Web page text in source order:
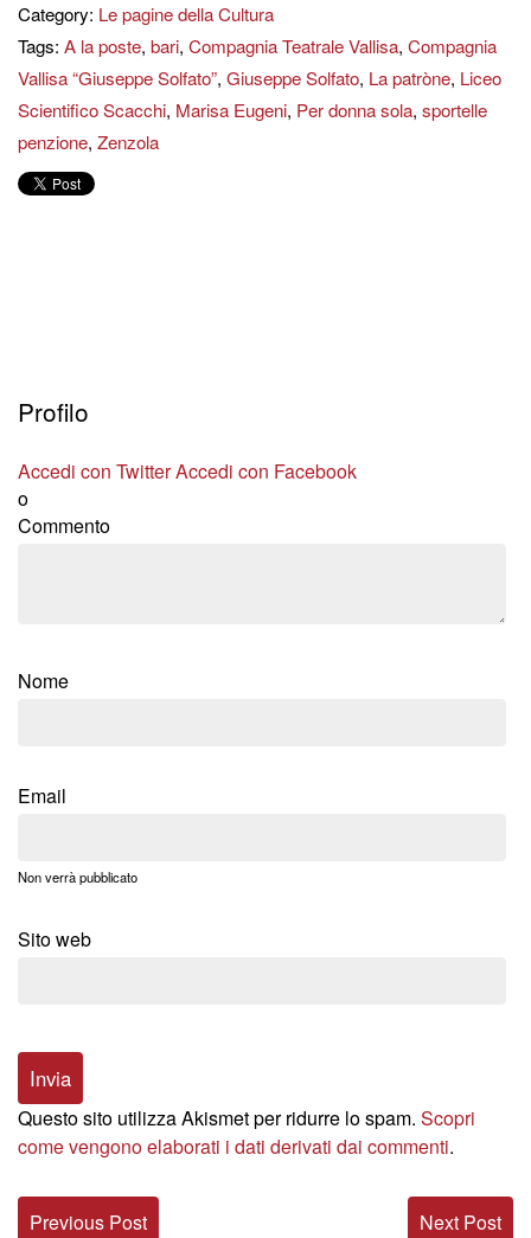
Category: Le pagine della Cultura
Tags: A la poste, bari, Compagnia Teatrale Vallisa, Compagnia
Vallisa “Giuseppe Solfato”, Giuseppe Solfato, La patròne, Liceo
Scientifico Scacchi, Marisa Eugeni, Per donna sola, sportelle
penzione, Zenzola
Profilo
Accedi con TwitterAccedi con Facebook
o
Commento
Nome
Email
Non verrà pubblicato
Sito web
Questo sito utilizza Akismet per ridurre lo spam. Scopri
come vengono elaborati i dati derivati dai commenti.
Next Post
Previous Post